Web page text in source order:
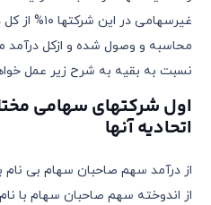
غیرسهامی در
نسبت به بقیه به شرح زیر عمل
اول شرکتهای سهامی
اتحادیه آنها
از درآمد سهم صاحبان سهام بی نام به نرخ
از اندوخته سهم صاحبان سهام با